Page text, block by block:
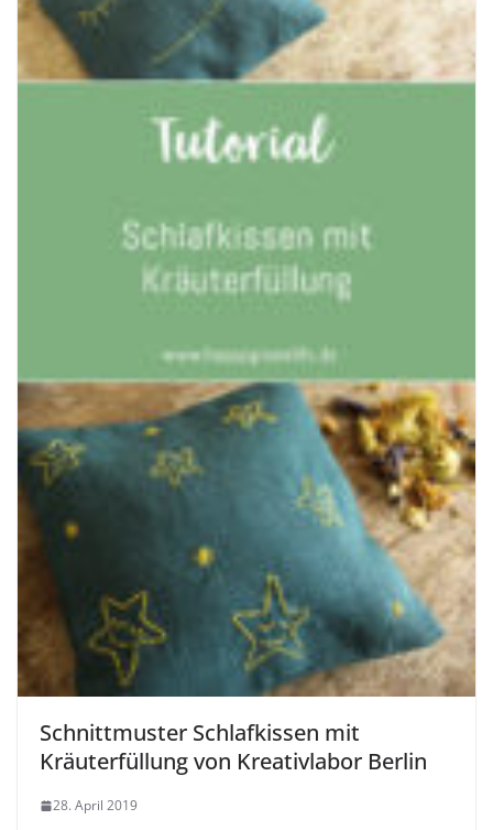
Schnittmuster Schlafkissen mit
Kräuterfüllung von Kreativlabor Berlin
28. April 2019